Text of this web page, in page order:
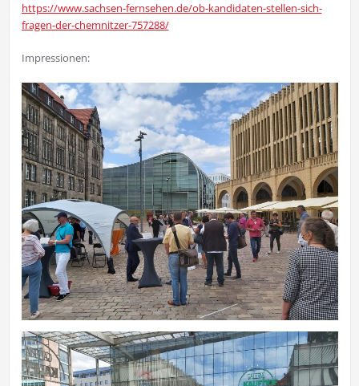
https://www.sachsen-fernsehen.de/ob-kandidaten-stellen-sich-
fragen-der-chemnitzer-757288/
Impressionen: